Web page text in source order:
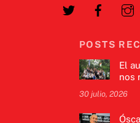
POSTS
El
nos
30 julio, 2026